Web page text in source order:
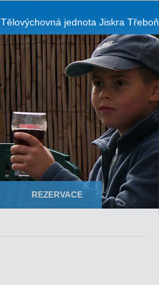
Tělovýchovná jednota Jiskra Třeboň
REZERVACE